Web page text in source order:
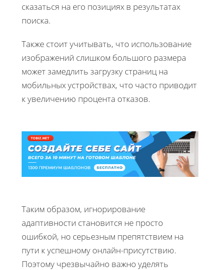
сказаться на его позициях в результатах
поиска.
Также стоит учитывать, что использование
изображений слишком большого размера
может замедлить загрузку страниц на
мобильных устройствах, что часто приводит
к увеличению процента отказов.
Таким образом, игнорирование
адаптивности становится не просто
ошибкой, но серьезным препятствием на
пути к успешному онлайн-присутствию.
Поэтому чрезвычайно важно уделять